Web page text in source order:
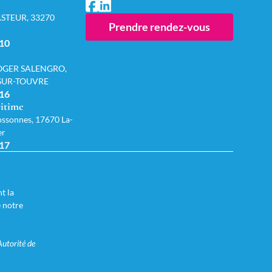
33270
SALENGRO,
TOUVRE
17670 La-
Prendre rendez-vous
la
notre
de